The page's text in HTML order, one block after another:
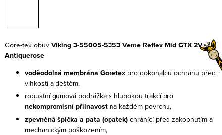
Gore-tex obuv Viking 3-55005-5353 Veme Reflex Mid GTX 2V
Antiquerose
voděodolná membrána Goretex pro dokonalou ochranu před
vlhkostí a deštěm,
robustní gumová podrážka s hlubokou trakcí pro
nekompromisní přilnavost na každém povrchu,
zpevněná špička a pata (opatek) chránící před zakopnutím a
mechanickým poškozením,